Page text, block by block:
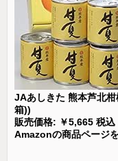
JAあしきた 熊本芦北
箱))
販売価格: ￥5,665 税込
Amazonの商品ページ